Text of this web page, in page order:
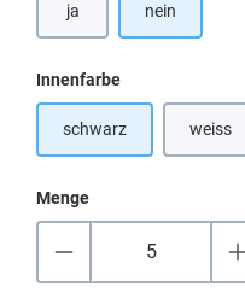
ja nein
Innenfarbeauswählen
schwarz weiss
Menge